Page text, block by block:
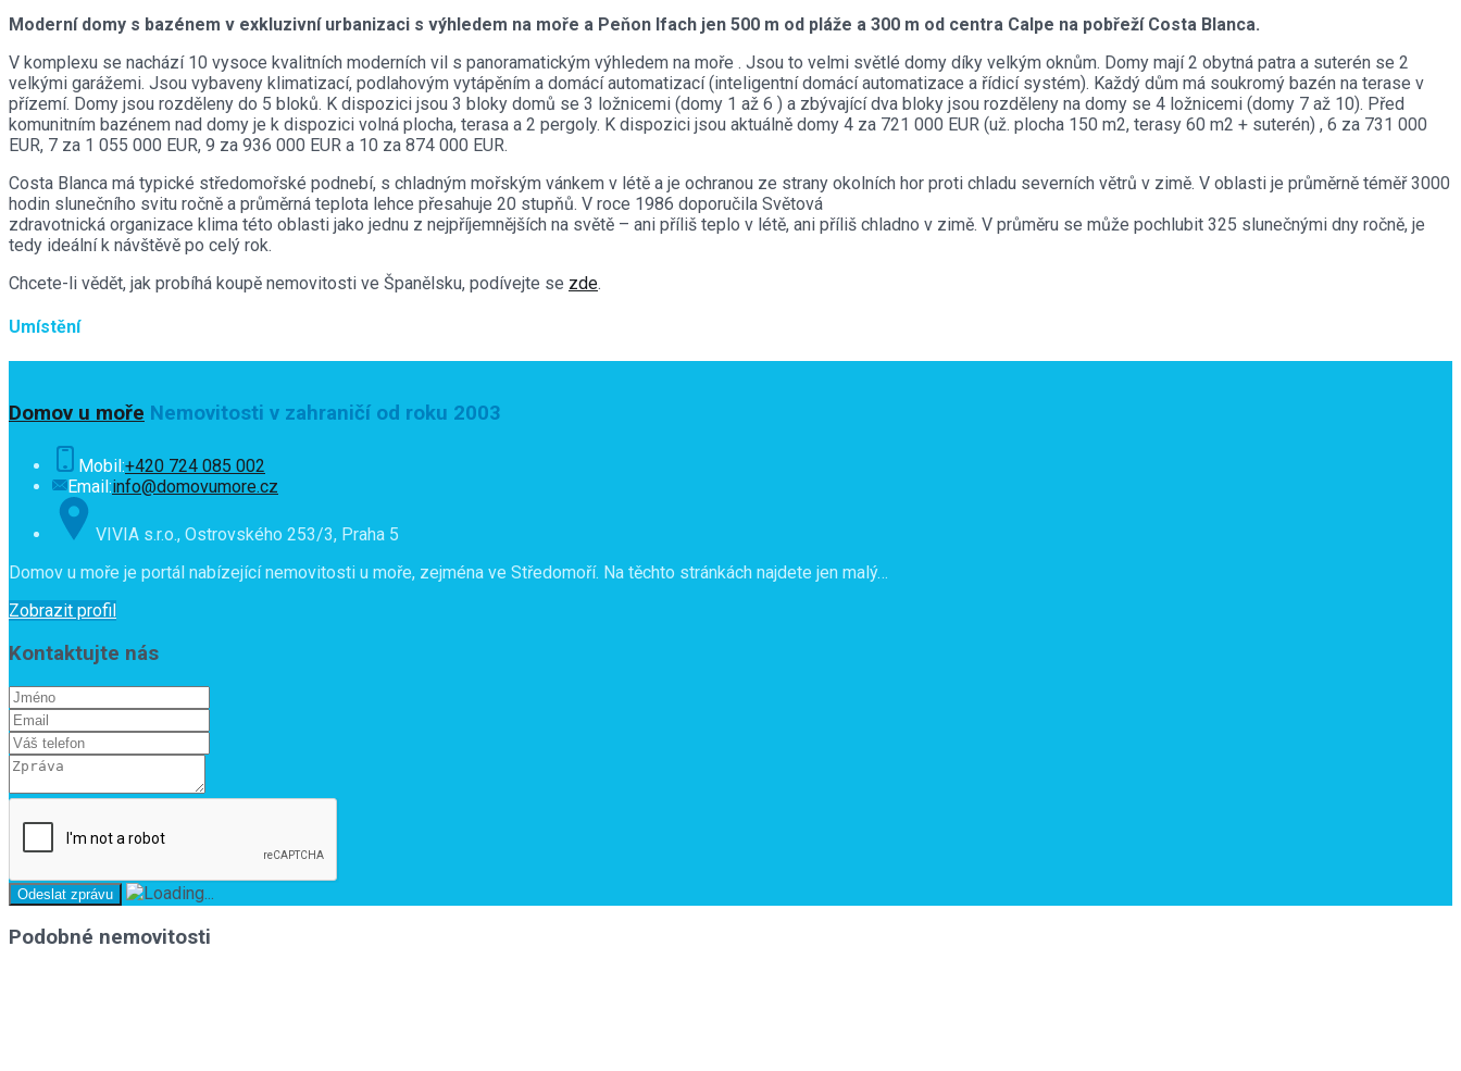
Moderní domy s bazénem v exkluzivní urbanizaci s výhledem na moře a Peňon Ifach jen 500 m od pláže a 300 m od centra Calpe na pobřeží Costa Blanca.
V komplexu se nachází 10 vysoce kvalitních moderních vil s panoramatickým výhledem na moře . Jsou to velmi světlé domy díky velkým oknům. Domy mají 2 obytná patra a suterén se 2
velkými garážemi. Jsou vybaveny klimatizací, podlahovým vytápěním a domácí automatizací (inteligentní domácí automatizace a řídicí systém). Každý dům má soukromý bazén na terase v
přízemí. Domy jsou rozděleny do 5 bloků. K dispozici jsou 3 bloky domů se 3 ložnicemi (domy 1 až 6 ) a zbývající dva bloky jsou rozděleny na domy se 4 ložnicemi (domy 7 až 10). Před
komunitním bazénem nad domy je k dispozici volná plocha, terasa a 2 pergoly. K dispozici jsou aktuálně domy 4 za 721 000 EUR (už. plocha 150 m2, terasy 60 m2 + suterén) , 6 za 731 000
EUR, 7 za 1 055 000 EUR, 9 za 936 000 EUR a 10 za 874 000 EUR.
Costa Blanca má typické středomořské podnebí, s chladným mořským vánkem v létě a je ochranou ze strany okolních hor proti chladu severních větrů v zimě. V oblasti je průměrně téměř 3000
hodin slunečního svitu ročně a průměrná teplota lehce přesahuje 20 stupňů. V roce 1986 doporučila Světová
zdravotnická organizace klima této oblasti jako jednu z nejpříjemnějších na světě – ani příliš teplo v létě, ani příliš chladno v zimě. V průměru se může pochlubit 325 slunečnými dny ročně, je
tedy ideální k návštěvě po celý rok.
Chcete-li vědět, jak probíhá koupě nemovitosti ve Španělsku, podívejte se zde.
Umístění
Domov u moře Nemovitosti v zahraničí od roku 2003
Mobil:+420 724 085 002
Email:info@domovumore.cz
VIVIA s.r.o., Ostrovského 253/3, Praha 5
Domov u moře je portál nabízející nemovitosti u moře, zejména ve Středomoří. Na těchto stránkách najdete jen malý…
Zobrazit profil
Kontaktujte nás
Podobné nemovitosti